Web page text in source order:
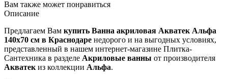
Вам также может понравиться
Описание
Предлагаем Вам купить Ванна акриловая Акватек Альфа
140x70 см в Краснодаре недорого и на выгодных условиях,
представленный в нашем интернет-магазине Плитка-
Сантехника в разделе Акриловые ванны от производителя
Акватек из коллекции Альфа.